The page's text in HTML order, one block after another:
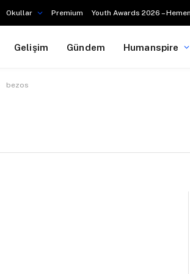
Okullar Premium Youth Awards 2026 –
Gelişim Gündem Humanspire
bezos